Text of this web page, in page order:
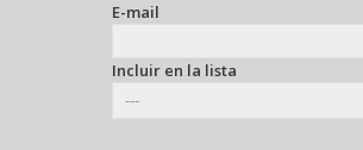
E-mail
Incluir en la lista